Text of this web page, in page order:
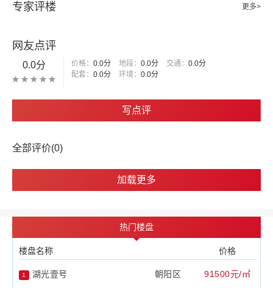
专家评楼 更多>
网友点评
0.0分 价格： 0.0分 地段： 0.0分 交通： 0.0分
配套： 0.0分 环境： 0.0分
写点评
全部评价(0)
加载更多
热门楼盘
楼盘名称 价格
1 湖光壹号 朝阳区 91500元/㎡